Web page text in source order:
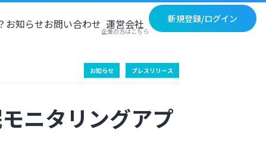
新規登録/ログイン
お知らせお問い合わせ 運営会社
企業の方はこちら
お知らせ プレスリリース
ニタリングアプ